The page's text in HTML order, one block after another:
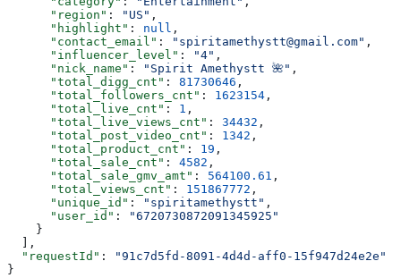
      "region"
: "US" ,
      "highlight"
: null ,
      "contact_email"
: "spiritamethystt@gmail.com" ,
      "influencer_level"
: "4" ,
      "nick_name"
: "Spirit Amethystt 🌺" ,
      "total_digg_cnt"
: 81730646 ,
      "total_followers_cnt"
: 1623154 ,
      "total_live_cnt"
: 1 ,
      "total_live_views_cnt"
: 34432 ,
      "total_post_video_cnt"
: 1342 ,
      "total_product_cnt"
: 19 ,
      "total_sale_cnt"
: 4582 ,
      "total_sale_gmv_amt"
: 564100.61 ,
      "total_views_cnt"
: 151867772 ,
      "unique_id"
: "spiritamethystt" ,
      "user_id"
:
"6720730872091345925"
    }
  ],
  "requestId"
:
"91c7d5fd-8091-4d4d-aff0-15f947d24e2e"
}